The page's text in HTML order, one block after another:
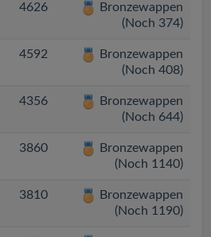
4626
Bronzewappen
(Noch 374)
4592
Bronzewappen
(Noch 408)
4356
Bronzewappen
(Noch 644)
3860
Bronzewappen
(Noch 1140)
3810
Bronzewappen
(Noch 1190)